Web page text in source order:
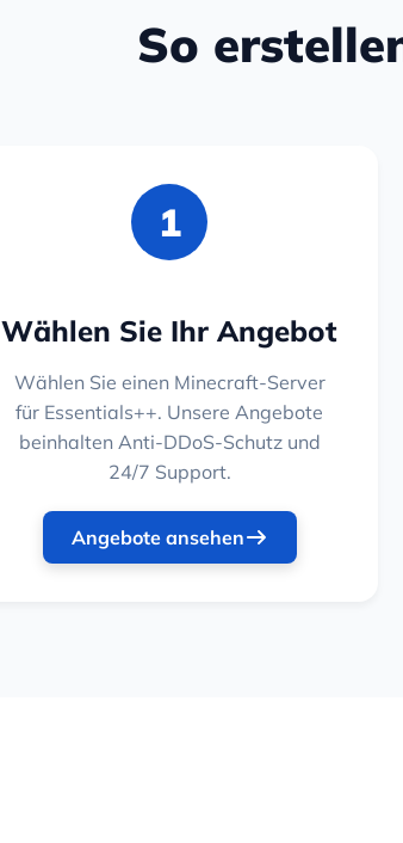
So
1
Wählen Sie Ihr Angebot
Wählen Sie einen Minecraft-Server
für Essentials++. Unsere Angebote
beinhalten Anti-DDoS-Schutz und
24/7 Support.
Angebote ansehen